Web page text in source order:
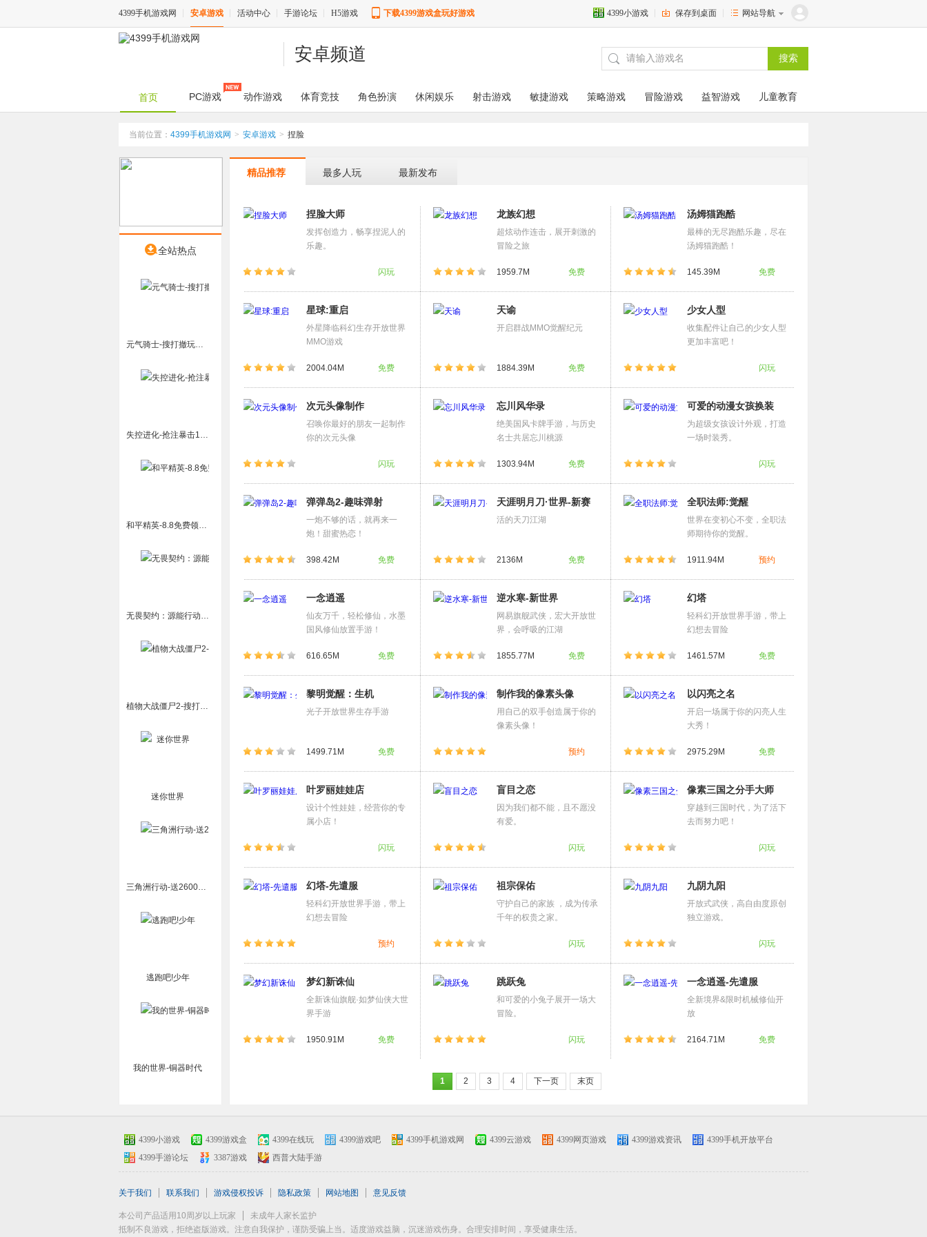
4399小游戏 保存到桌面 网站导航
4399手机游戏网 安卓游戏 活动中心 手游论坛 H5游戏 下载4399游戏盒玩好游戏
安卓频道
首页 PC游戏 动作游戏 体育竞技 角色扮演 休闲娱乐 射击游戏 敏捷游戏 策略游戏 冒险游戏 益智游戏 儿童教育
当前位置： 4399手机游戏网 > 安卓游戏 > 捏脸
精品推荐 最多人玩 最新发布
捏脸大师
发挥创造力，畅享捏泥人的
乐趣。
闪玩
龙族幻想
超炫动作连击，展开刺激的
冒险之旅
免费
1959.7M
汤姆猫跑酷
最棒的无尽跑酷乐趣，尽在
汤姆猫跑酷！
免费
145.39M
星球:重启
外星降临科幻生存开放世界
MMO游戏
免费
2004.04M
天谕
开启群战MMO觉醒纪元
免费
1884.39M
少女人型
收集配件让自己的少女人型
更加丰富吧！
闪玩
次元头像制作
召唤你最好的朋友一起制作
你的次元头像
闪玩
忘川风华录
绝美国风卡牌手游，与历史
名士共居忘川桃源
免费
1303.94M
可爱的动漫女孩换装
为超级女孩设计外观，打造
一场时装秀。
闪玩
弹弹岛2-趣味弹射
一炮不够的话，就再来一
炮！甜蜜热恋！
免费
398.42M
天涯明月刀·世界-新赛
季
活的天刀江湖
免费
2136M
全职法师:觉醒
世界在变初心不变，全职法
师期待你的觉醒。
预约
1911.94M
一念逍遥
仙友万千，轻松修仙，水墨
国风修仙放置手游！
免费
616.65M
逆水寒-新世界
网易旗舰武侠，宏大开放世
界，会呼吸的江湖
免费
1855.77M
幻塔
轻科幻开放世界手游，带上
幻想去冒险
免费
1461.57M
黎明觉醒：生机
光子开放世界生存手游
免费
1499.71M
制作我的像素头像
用自己的双手创造属于你的
像素头像！
预约
以闪亮之名
开启一场属于你的闪亮人生
大秀！
免费
2975.29M
叶罗丽娃娃店
设计个性娃娃，经营你的专
属小店！
闪玩
盲目之恋
因为我们都不能，且不愿没
有爱。
闪玩
像素三国之分手大师
穿越到三国时代，为了活下
去而努力吧！
闪玩
幻塔-先遣服
轻科幻开放世界手游，带上
幻想去冒险
预约
祖宗保佑
守护自己的家族 ，成为传承
千年的权贵之家。
闪玩
九阴九阳
开放式武侠，高自由度原创
独立游戏。
闪玩
梦幻新诛仙
全新诛仙旗舰·如梦仙侠大世
界手游
免费
1950.91M
跳跃兔
和可爱的小兔子展开一场大
冒险。
闪玩
一念逍遥-先遣服
全新境界&限时机械修仙开
放
免费
2164.71M
1 2 3 4 下一页 末页
全站热点
元气骑士-搜打撤玩法来袭
失控进化-抢注暴击1888Q币
和平精英-8.8免费领20连抽
无畏契约：源能行动-一周年版本
植物大战僵尸2-搜打撤玩法上线
迷你世界
三角洲行动-送2600限时三角券
逃跑吧!少年
我的世界-铜器时代
4399小游戏 4399游戏盒 4399在线玩 4399游戏吧 4399手机游戏网 4399云游戏 4399网页游戏 4399游戏资讯
4399手机开放平台
4399手游论坛
3387游戏 西普大陆手游
关于我们 联系我们 游戏侵权投诉 隐私政策 网站地图 意见反馈
本公司产品适用10周岁以上玩家
未成年人家长监护
抵制不良游戏，拒绝盗版游戏。注意自我保护，谨防受骗上当。适度游戏益脑，沉迷游戏伤身。合理安排时间，享受健康生活。